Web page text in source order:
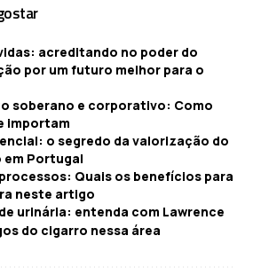
acreditando no poder do
por um futuro melhor para o
soberano e corporativo: Como
importam
o segredo da valorização do
Portugal
Quais os benefícios para
neste artigo
urinária: entenda com Lawrence
do cigarro nessa área